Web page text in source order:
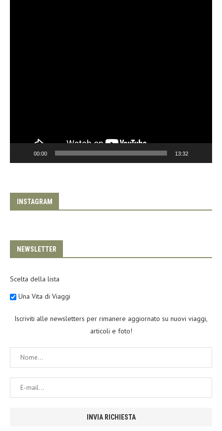
00:00 13:32
INSTAGRAM
NEWSLETTER
Scelta della lista
Una Vita di Viaggi
Iscriviti alle newsletters per rimanere aggiornato su nuovi viaggi,
articoli e foto!